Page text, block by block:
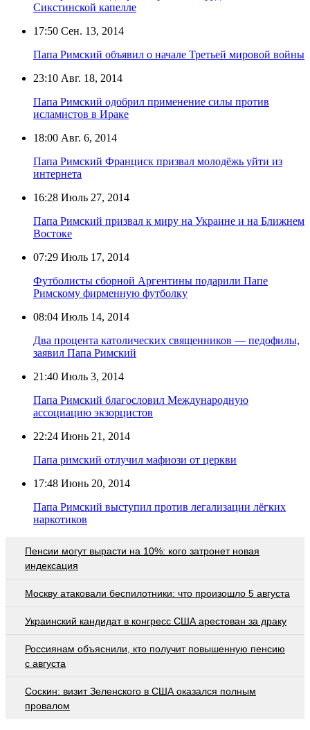
Сикстинской капелле
17:50 Сен. 13, 2014
Папа Римский объявил о начале Третьей мировой войны
23:10 Авг. 18, 2014
Папа Римский одобрил применение силы против
исламистов в Ираке
18:00 Авг. 6, 2014
Папа Римский Франциск призвал молодёжь уйти из
интернета
16:28 Июль 27, 2014
Папа Римский призвал к миру на Украине и на Ближнем
Востоке
07:29 Июль 17, 2014
Футболисты сборной Аргентины подарили Папе
Римскому фирменную футболку
08:04 Июль 14, 2014
Два процента католических священников — педофилы,
заявил Папа Римский
21:40 Июль 3, 2014
Папа Римский благословил Международную
ассоциацию экзорцистов
22:24 Июнь 21, 2014
Папа римский отлучил мафиози от церкви
17:48 Июнь 20, 2014
Папа Римский выступил против легализации лёгких
наркотиков
Пенсии могут вырасти на 10%: кого затронет новая
индексация
Москву атаковали беспилотники: что произошло 5 августа
Украинский кандидат в конгресс США арестован за драку
Россиянам объяснили, кто получит повышенную пенсию
с августа
Соскин: визит Зеленского в США оказался полным
провалом